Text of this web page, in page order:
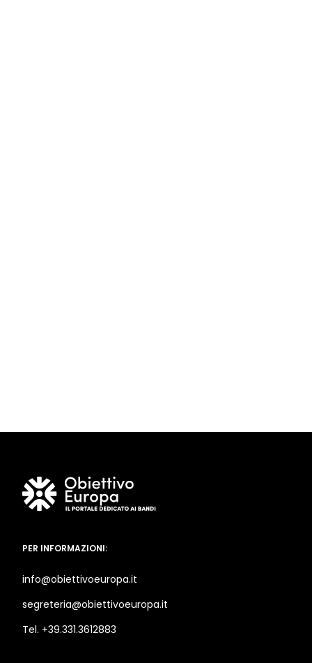
PER INFORMAZIONI:
info@obiettivoeuropa.it
segreteria@obiettivoeuropa.it
Tel. +39.331.3612883